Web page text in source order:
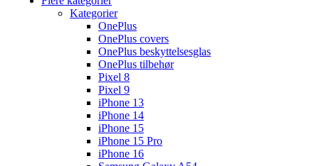
Kategorier
OnePlus
OnePlus covers
OnePlus beskyttelsesglas
OnePlus tilbehør
Pixel 8
Pixel 9
iPhone 13
iPhone 14
iPhone 15
iPhone 15 Pro
iPhone 16